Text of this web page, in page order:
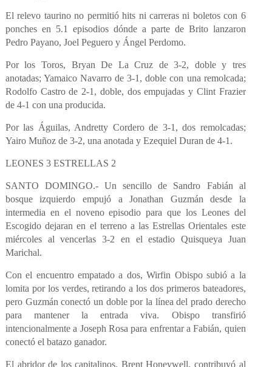
El relevo taurino no permitió hits ni carreras ni boletos con 6
ponches en 5.1 episodios dónde a parte de Brito lanzaron
Pedro Payano, Joel Peguero y Ángel Perdomo.
Por los Toros, Bryan De La Cruz de 3-2, doble y tres
anotadas; Yamaico Navarro de 3-1, doble con una remolcada;
Rodolfo Castro de 2-1, doble, dos empujadas y Clint Frazier
de 4-1 con una producida.
Por las Águilas, Andretty Cordero de 3-1, dos remolcadas;
Yairo Muñoz de 3-2, una anotada y Ezequiel Duran de 4-1.
LEONES 3 ESTRELLAS 2
SANTO DOMINGO.- Un sencillo de Sandro Fabián al
bosque izquierdo empujó a Jonathan Guzmán desde la
intermedia en el noveno episodio para que los Leones del
Escogido dejaran en el terreno a las Estrellas Orientales este
miércoles al vencerlas 3-2 en el estadio Quisqueya Juan
Marichal.
Con el encuentro empatado a dos, Wirfin Obispo subió a la
lomita por los verdes, retirando a los dos primeros bateadores,
pero Guzmán conectó un doble por la línea del prado derecho
para mantener la entrada viva. Obispo transfirió
intencionalmente a Joseph Rosa para enfrentar a Fabián, quien
conectó el batazo ganador.
El abridor de los capitalinos, Brent Honeywell, contribuyó al